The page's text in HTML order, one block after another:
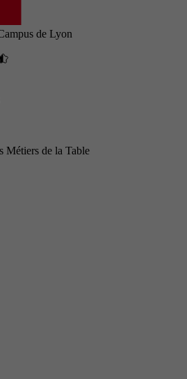
de Lyon
Métiers de la Table